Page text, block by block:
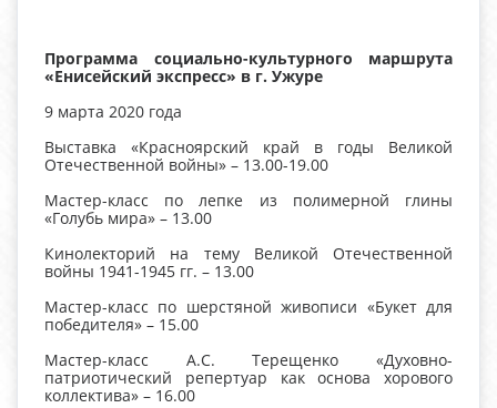
Программа социально-культурного маршрута
«Енисейский экспресс» в г. Ужуре
9 марта 2020 года
Выставка «Красноярский край в годы Великой
Отечественной войны» – 13.00-19.00
Мастер-класс по лепке из полимерной глины
«Голубь мира» – 13.00
Кинолекторий на тему Великой Отечественной
войны 1941-1945 гг. – 13.00
Мастер-класс по шерстяной живописи «Букет для
победителя» – 15.00
Мастер-класс А.С. Терещенко «Духовно-
патриотический репертуар как основа хорового
коллектива» – 16.00